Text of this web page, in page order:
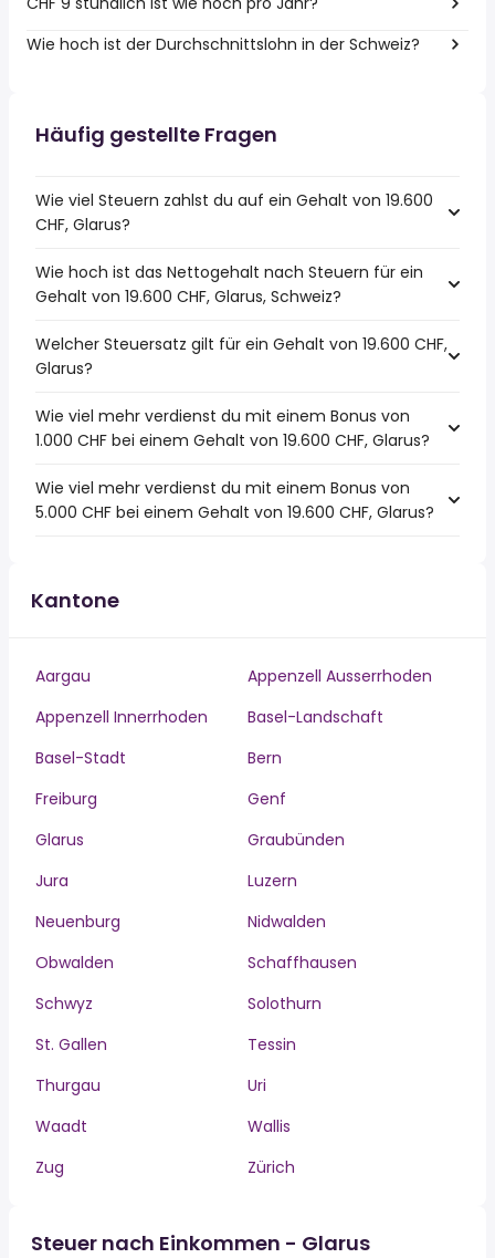
Wie hoch ist der Durchschnittslohn in der Schweiz?
Häufig gestellte Fragen
Wie viel Steuern zahlst du auf ein Gehalt von 19.600
CHF, Glarus?
Wie hoch ist das Nettogehalt nach Steuern für ein
Gehalt von 19.600 CHF, Glarus, Schweiz?
Welcher Steuersatz gilt für ein Gehalt von 19.600 CHF,
Glarus?
Wie viel mehr verdienst du mit einem Bonus von
1.000 CHF bei einem Gehalt von 19.600 CHF, Glarus?
Wie viel mehr verdienst du mit einem Bonus von
5.000 CHF bei einem Gehalt von 19.600 CHF, Glarus?
Kantone
Aargau
Appenzell Ausserrhoden
Appenzell Innerrhoden
Basel-Landschaft
Basel-Stadt
Bern
Freiburg
Genf
Glarus
Graubünden
Jura
Luzern
Neuenburg
Nidwalden
Obwalden
Schaffhausen
Schwyz
Solothurn
St. Gallen
Tessin
Thurgau
Uri
Waadt
Wallis
Zug
Zürich
Steuer nach Einkommen - Glarus